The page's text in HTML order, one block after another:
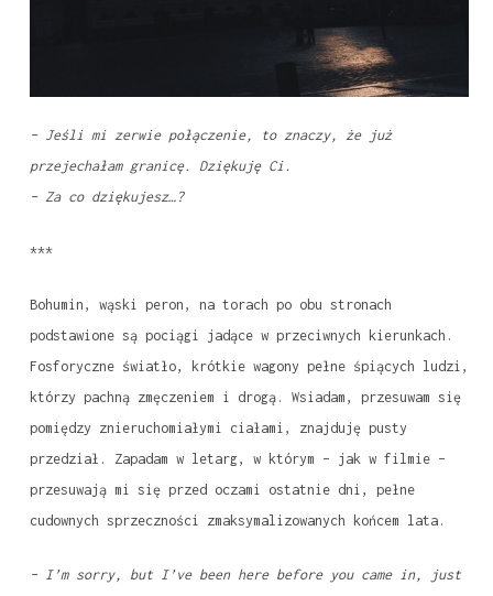
– Jeśli mi zerwie połączenie, to znaczy, że już
przejechałam granicę. Dziękuję Ci.
– Za co dziękujesz…?
***
Bohumin, wąski peron, na torach po obu stronach
podstawione są pociągi jadące w przeciwnych kierunkach.
Fosforyczne światło, krótkie wagony pełne śpiących ludzi,
którzy pachną zmęczeniem i drogą. Wsiadam, przesuwam się
pomiędzy znieruchomiałymi ciałami, znajduję pusty
przedział. Zapadam w letarg, w którym – jak w filmie –
przesuwają mi się przed oczami ostatnie dni, pełne
cudownych sprzeczności zmaksymalizowanych końcem lata.
– I’m sorry, but I’ve been here before you came in, just